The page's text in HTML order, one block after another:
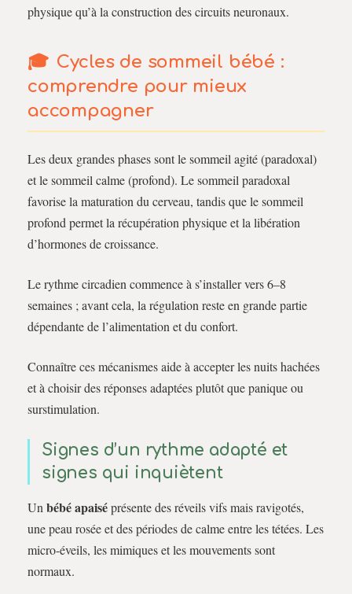
physique qu’à la construction des circuits neuronaux.
Cycles de sommeil bébé :
comprendre pour mieux
accompagner
Les deux grandes phases sont le sommeil agité (paradoxal)
et le sommeil calme (profond). Le sommeil paradoxal
favorise la maturation du cerveau, tandis que le sommeil
profond permet la récupération physique et la libération
d’hormones de croissance.
Le rythme circadien commence à s’installer vers 6–8
semaines ; avant cela, la régulation reste en grande partie
dépendante de l’alimentation et du confort.
Connaître ces mécanismes aide à accepter les nuits hachées
et à choisir des réponses adaptées plutôt que panique ou
surstimulation.
Signes d’un rythme adapté et
signes qui inquiètent
Un bébé apaiséprésente des réveils vifs mais ravigotés,
une peau rosée et des périodes de calme entre les tétées. Les
micro-éveils, les mimiques et les mouvements sont
normaux.